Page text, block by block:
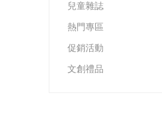
兒童雜誌
熱門專區
促銷活動
文創禮品